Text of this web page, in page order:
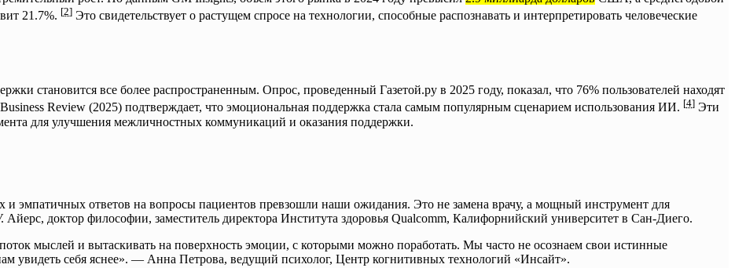
21.7%. [2] Это свидетельствует о растущем спросе на технологии, способные распознавать и интерпретировать человеческие
становится все более распространенным. Опрос, проведенный Газетой.ру в 2025 году, показал, что 76% пользователей находят
Review (2025) подтверждает, что эмоциональная поддержка стала самым популярным сценарием использования ИИ. [4] Эти
для улучшения межличностных коммуникаций и оказания поддержки.
эмпатичных ответов на вопросы пациентов превзошли наши ожидания. Это не замена врачу, а мощный инструмент для
доктор философии, заместитель директора Института здоровья Qualcomm, Калифорнийский университет в Сан-Диего.
мыслей и вытаскивать на поверхность эмоции, с которыми можно поработать. Мы часто не осознаем свои истинные
увидеть себя яснее». — Анна Петрова, ведущий психолог, Центр когнитивных технологий «Инсайт».